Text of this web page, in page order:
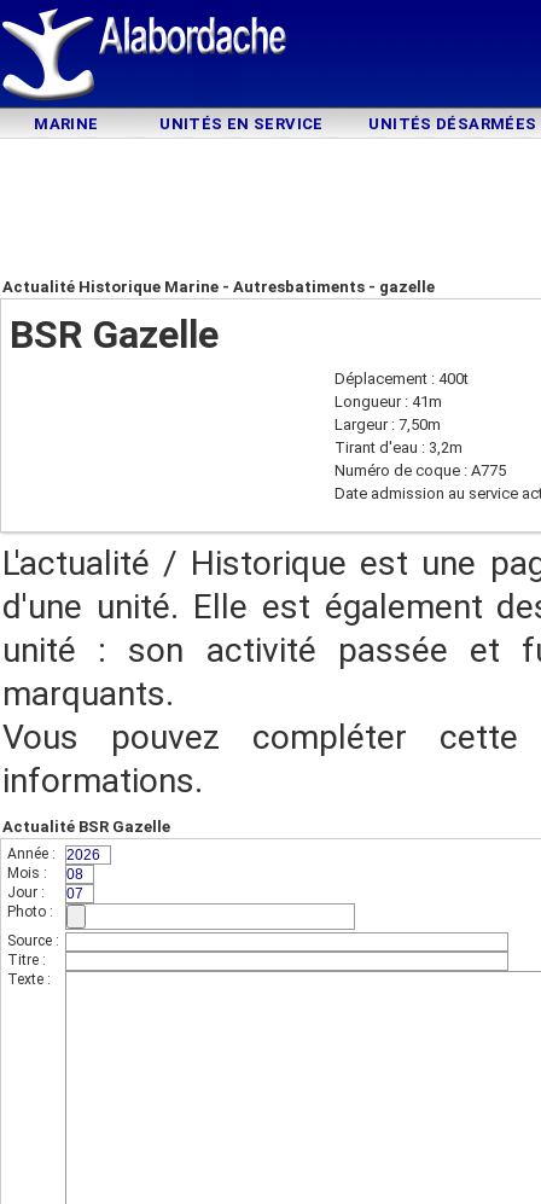
MARINE UNITÉS EN SERVICE UNITÉS DÉSARMÉES
Actualité Historique Marine - Autresbatiments - gazelle
BSR Gazelle
Déplacement : 400t
Longueur : 41m
Largeur : 7,50m
Tirant d'eau : 3,2m
Numéro de coque : A775
Date admission au service
L'actualité / Historique est une
d'une unité. Elle est également
unité : son activité passée et
marquants.
Vous pouvez compléter
informations.
Actualité BSR Gazelle
Année :
Mois :
Jour :
Photo :
Source :
Titre :
Texte :